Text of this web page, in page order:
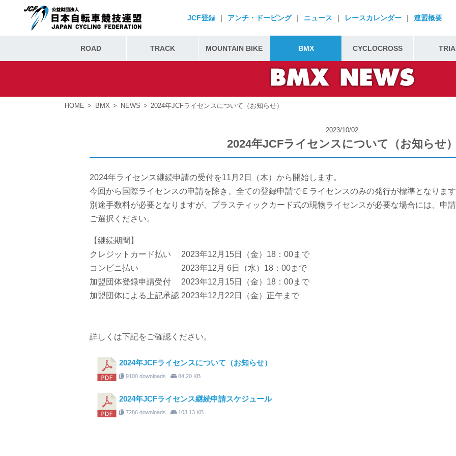
JCF登録 | アンチ・ドーピング | ニュース | レースカレンダー | 連盟概要
ROAD TRACK MOUNTAIN BIKE BMX CYCLOCROSS
HOME BMX NEWS 2024年JCFライセンスについて（お知らせ）
2023/10/02
2024年JCFライセンスについて（お知らせ
2024年ライセンス継続申請の受付を11月2日（木）から開始します。
今回から国際ライセンスの申請を除き、全ての登録申請でＥライセンスのみの発行が標準となりま
別途手数料が必要となりますが、プラスティックカード式の現物ライセンスが必要な場合には、申
ご選択ください。
【継続期間】
クレジットカード払い 2023年12月15日（金）18：00まで
コンビニ払い 2023年12月 6日（水）18：00まで
加盟団体登録申請受付 2023年12月15日（金）18：00まで
加盟団体による上記承認 2023年12月22日（金）正午まで
詳しくは下記をご確認ください。
2024年JCFライセンスについて（お知らせ）
9100 downloads 84.20 KB
2024年JCFライセンス継続申請スケジュール
7286 downloads 103.13 KB